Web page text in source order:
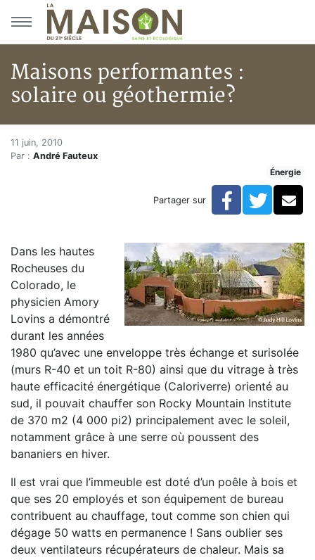
Aller au menu principal
Aller au contenu principal
Maisons performantes :
solaire ou géothermie?
Accueil
Articles
Maisons performantes : solaire ou géothermie?
Maisons performantes :
11 juin, 2010
Par : André Fauteux
Énergie
Partager sur Facebook
Dans les hautes
Rocheuses du
Colorado, le
physicien Amory
Lovins a démontré
durant les années
1980 qu’avec une enveloppe très échange et surisolée
(murs R-40 et un toit R-80) ainsi que du vitrage à très
haute efficacité énergétique (Caloriverre) orienté au
sud, il pouvait chauffer son Rocky Mountain Institute
de 370 m2 (4 000 pi2) principalement avec le soleil,
notamment grâce à une serre où poussent des
bananiers en hiver.
Il est vrai que l’immeuble est doté d’un poêle à bois et
que ses 20 employés et son équipement de bureau
contribuent au chauffage, tout comme son chien qui
dégage 50 watts en permanence ! Sans oublier ses
deux ventilateurs récupérateurs de chaleur. Mais sa